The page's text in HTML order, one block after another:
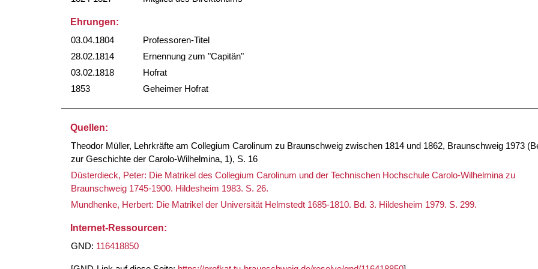
Ehrungen:
03.04.1804
Professoren-Titel
28.02.1814
Ernennung zum "Capitän"
03.02.1818
Hofrat
1853
Geheimer Hofrat
Quellen:
Theodor Müller, Lehrkräfte am Collegium Carolinum zu Braunschweig zwischen 1814 und 1862, Braunschweig 1973
zur Geschichte der Carolo-Wilhelmina, 1), S. 16
Düsterdieck, Peter: Die Matrikel des Collegium Carolinum und der Technischen Hochschule Carolo-Wilhelmina zu
Braunschweig 1745-1900. Hildesheim 1983. S. 26.
Mundhenke, Herbert: Die Matrikel der Universität Helmstedt 1685-1810. Bd. 3. Hildesheim 1979. S. 299.
Internet-Ressourcen:
GND: 116418850